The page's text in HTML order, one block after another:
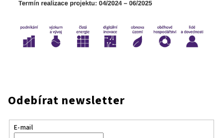
Odebírat newsletter
E-mail